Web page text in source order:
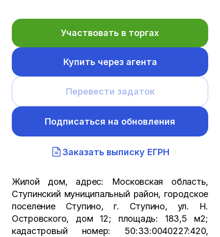
Участвовать в торгах
Купить через агента
Перевести задаток
Подписаться на обновления
Заказать выписку ЕГРН
Жилой дом, адрес: Московская область,
Ступинский муниципальный район, городское
поселение Ступино, г. Ступино, ул. Н.
Островского, дом 12; площадь: 183,5 м2;
кадастровый номер: 50:33:0040227:420,